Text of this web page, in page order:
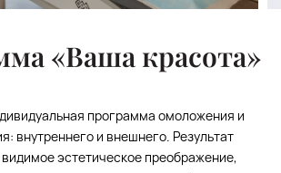
«Ваша красота»
программа омоложения и
внутреннего и внешнего. Результат
эстетическое преображение,